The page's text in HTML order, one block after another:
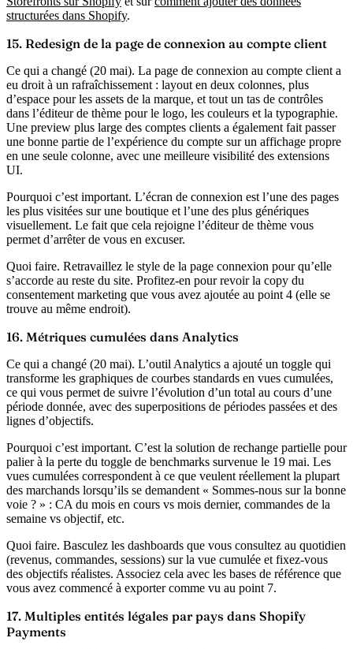
structurées dans Shopify.
15. Redesign de la page de connexion au compte client
Ce qui a changé (20 mai). La page de connexion au compte client a
eu droit à un rafraîchissement : layout en deux colonnes, plus
d’espace pour les assets de la marque, et tout un tas de contrôles
dans l’éditeur de thème pour le logo, les couleurs et la typographie.
Une preview plus large des comptes clients a également fait passer
une bonne partie de l’expérience du compte sur un affichage propre
en une seule colonne, avec une meilleure visibilité des extensions
UI.
Pourquoi c’est important. L’écran de connexion est l’une des pages
les plus visitées sur une boutique et l’une des plus génériques
visuellement. Le fait que cela rejoigne l’éditeur de thème vous
permet d’arrêter de vous en excuser.
Quoi faire. Retravaillez le style de la page connexion pour qu’elle
s’accorde au reste du site. Profitez-en pour revoir la copy du
consentement marketing que vous avez ajoutée au point 4 (elle se
trouve au même endroit).
16. Métriques cumulées dans Analytics
Ce qui a changé (20 mai). L’outil Analytics a ajouté un toggle qui
transforme les graphiques de courbes standards en vues cumulées,
ce qui vous permet de suivre l’évolution d’un total au cours d’une
période donnée, avec des superpositions de périodes passées et des
lignes d’objectifs.
Pourquoi c’est important. C’est la solution de rechange partielle pour
palier à la perte du toggle de benchmarks survenue le 19 mai. Les
vues cumulées correspondent à ce que veulent réellement la plupart
des marchands lorsqu’ils se demandent « Sommes-nous sur la bonne
voie ? » : CA du mois en cours vs mois dernier, commandes de la
semaine vs objectif, etc.
Quoi faire. Basculez les dashboards que vous consultez au quotidien
(revenus, commandes, sessions) sur la vue cumulée et fixez-vous
des objectifs réalistes. Associez cela avec les bases de référence que
vous avez commencé à exporter comme vu au point 7.
17. Multiples entités légales par pays dans Shopify
Payments